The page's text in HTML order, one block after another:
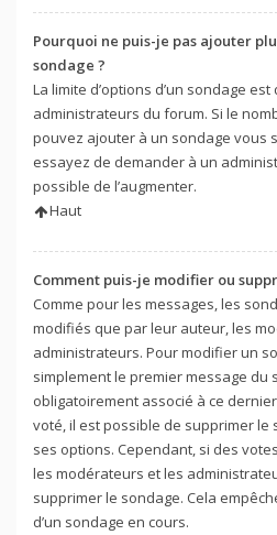
Pourquoi ne puis-je pas ajouter
sondage ?
La limite d’options d’un sondage
administrateurs du forum. Si le
pouvez ajouter à un sondage vous
essayez de demander à un
possible de l’augmenter.
Haut
Comment puis-je modifier ou
Comme pour les messages, les
modifiés que par leur auteur, les
administrateurs. Pour modifier un
simplement le premier message du
obligatoirement associé à ce
voté, il est possible de supprimer
ses options. Cependant, si des
les modérateurs et les
supprimer le sondage. Cela
d’un sondage en cours.